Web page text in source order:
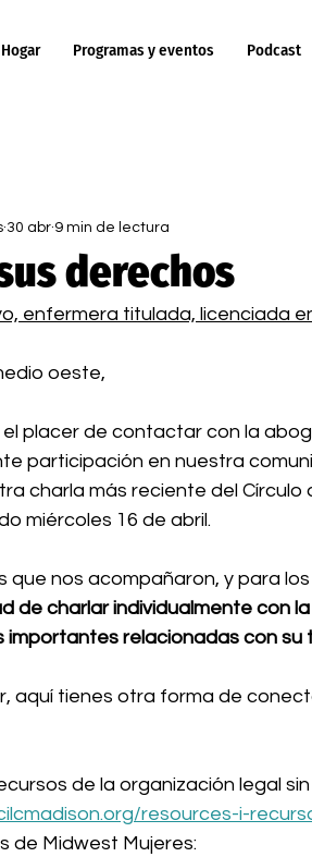
Hogar Programas y eventos Podcast
derechos
30 abr 9 min de lectura
enfermera titulada, licenciada
oeste,
placer de contactar con la
participación en nuestra
charla más reciente del Círculo
miércoles 16 de abril.
que nos acompañaron, y para
de charlar individualmente con
importantes relacionadas con su
aquí tienes otra forma de
de la organización legal
resources-i-
de Midwest Mujeres: